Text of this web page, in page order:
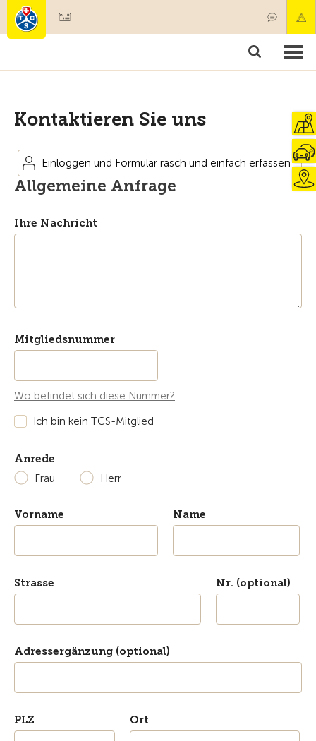
Mitgliedschaft & Leistungen
Kontaktieren Sie uns
Einloggen und Formular rasch und einfach erfassen
Allgemeine Anfrage
Ihre Nachricht
Mitgliedsnummer
Wo befindet sich diese Nummer?
Ich bin kein TCS-Mitglied
Anrede
Frau
Herr
Vorname Name
Strasse Nr. (optional)
Adressergänzung (optional)
PLZ Ort